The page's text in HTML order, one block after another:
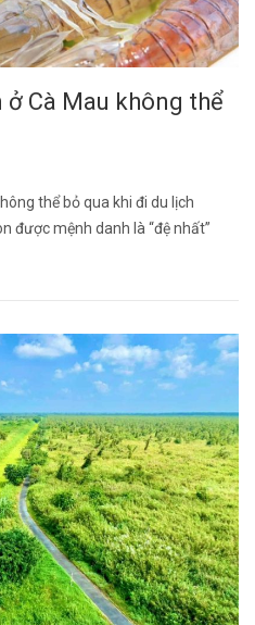
Cà Mau không thể
thể bỏ qua khi đi du lịch
được mệnh danh là “đệ nhất”